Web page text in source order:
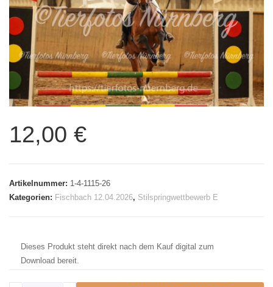
12,00 €
Artikelnummer: 1-4-1115-26
Kategorien: Fischbach 12.04.2026, Stilspringwettbewerb E
Dieses Produkt steht direkt nach dem Kauf digital zum
Download bereit.